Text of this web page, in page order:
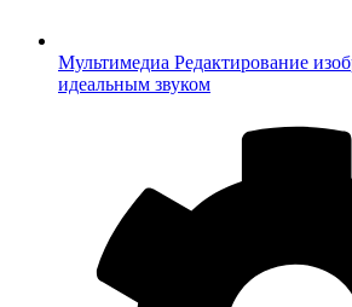
Мультимедиа Редактирование
идеальным звуком